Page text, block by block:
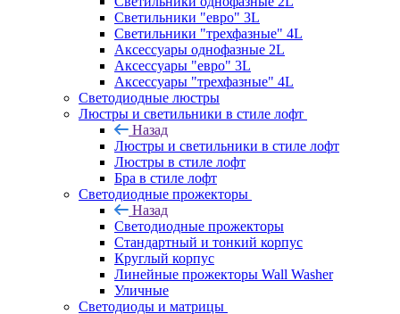
Светильники "евро" 3L
Светильники "трехфазные" 4L
Аксессуары однофазные 2L
Аксессуары "евро" 3L
Аксессуары "трехфазные" 4L
Светодиодные люстры
Люстры и светильники в стиле лофт
Назад
Люстры и светильники в стиле лофт
Люстры в стиле лофт
Бра в стиле лофт
Светодиодные прожекторы
Назад
Светодиодные прожекторы
Стандартный и тонкий корпус
Круглый корпус
Линейные прожекторы Wall Washer
Уличные
Светодиоды и матрицы